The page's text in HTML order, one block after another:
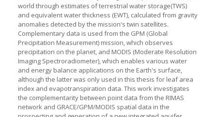
world through estimates of terrestrial water storage(TWS)
and equivalent water thickness (EWT), calculated from gravity
anomalies detected by the mission's twin satellites.
Complementary data is used from the GPM (Global
Precipitation Measurement) mission, which observes
precipitation on the planet, and MODIS (Moderate Resolution
Imaging Spectroradiometer), which enables various water
and energy balance applications on the Earth's surface,
although the latter was only used in this thesis for leaf area
index and evapotranspiration data. This work investigates
the complementarity between point data from the RIMAS
network and GRACE/GPM/MODIS spatial data in the